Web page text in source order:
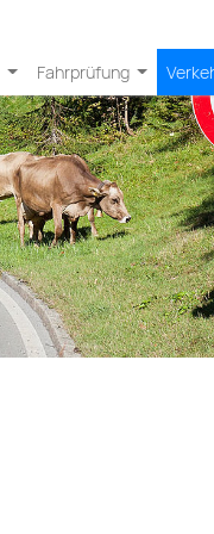
Fahrprüfung